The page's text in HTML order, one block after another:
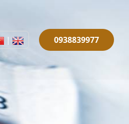
| 0938839977